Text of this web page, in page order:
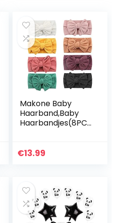
Makone Baby
Haarband,Baby
Haarbandjes(8PCS
Gebruiken Van
€13.99